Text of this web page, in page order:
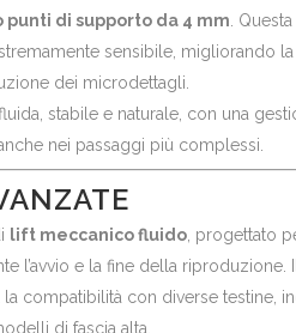
punti di supporto da 4 mm . Questa
sensibile, migliorando la
dei microdettagli.
stabile e naturale, con una
nei passaggi più complessi.
lift meccanico fluido , progettato
l’avvio e la fine della riproduzione. Il
la compatibilità con diverse testine,
di fascia alta.